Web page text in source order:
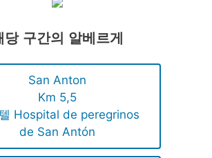
당 구간의 알베르게
San Anton
Km 5,5
Hospital de peregrinos
de San Antón